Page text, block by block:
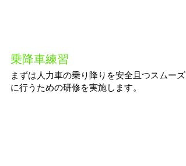
​乗降車練習​
​まずは人力車の乗り降りを安全且つスムーズ
に行うための研修を実施します。​